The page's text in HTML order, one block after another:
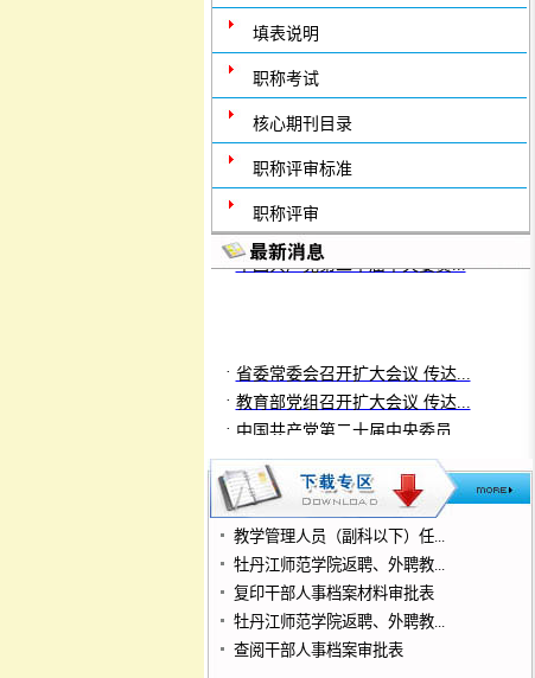
填表说明
职称考试
核心期刊目录
职称评审标准
职称评审
· 省委常委会召开扩大会议 传达...
教育部党组召开扩大会议 传达...
· 中国共产党第二十届中央委员...
教育部党组召开扩大会议 传达...
中国共产党第二十届中央委员...
教学管理人员（副科以下）任...
牡丹江师范学院返聘、外聘教...
复印干部人事档案材料审批表
牡丹江师范学院返聘、外聘教...
查阅干部人事档案审批表